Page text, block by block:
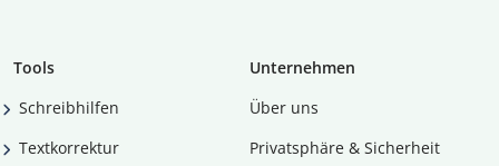
Tools
Schreibhilfen
Textkorrektur
Unternehmen
Über uns
Privatsphäre & Sicherheit